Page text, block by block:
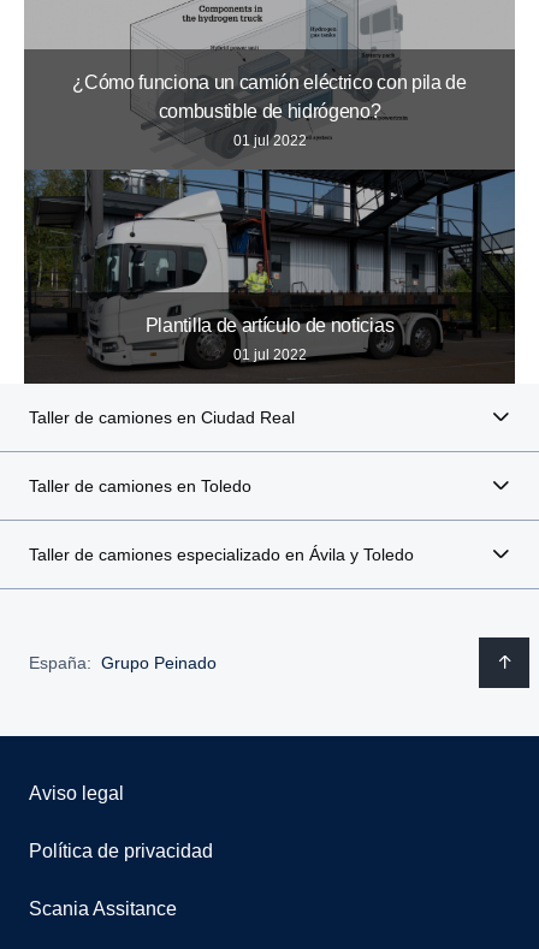
¿Cómo funciona un camión eléctrico con pila de
combustible de hidrógeno?
01 jul 2022
Plantilla de artículo de noticias
01 jul 2022
Taller de camiones en Ciudad Real
Taller de camiones en Toledo
Taller de camiones especializado en Ávila y Toledo
España: Grupo Peinado
Aviso legal
Política de privacidad
Scania Assitance